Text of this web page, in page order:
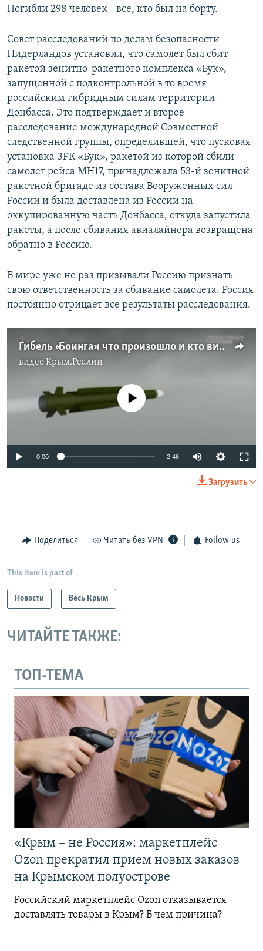
Погибли 298 человек - все, кто был на борту.
Совет расследований по делам безопасности
Нидерландов установил, что самолет был сбит
ракетой зенитно-ракетного комплекса «Бук»,
запущенной с подконтрольной в то время
российским гибридным силам территории
Донбасса. Это подтверждает и второе
расследование международной Совместной
следственной группы, определившей, что пусковая
установка ЗРК «Бук», ракетой из которой сбили
самолет рейса MH17, принадлежала 53-й зенитной
ракетной бригаде из состава Вооруженных сил
России и была доставлена из России на
оккупированную часть Донбасса, откуда запустила
ракеты, а после сбивания авиалайнера возвращена
обратно в Россию.
В мире уже не раз призывали Россию признать
свою ответственность за сбивание самолета. Россия
постоянно отрицает все результаты расследования.
Гибель «Боинга»: что произошло и кто виноват? (видео)
видеоКрым.Реалии
No media source currently available
0:00 2:46
Загрузить
Поделиться Читать без VPN Follow us
This item is part of
Новости Весь Крым
ЧИТАЙТЕ ТАКЖЕ:
ТОП-ТЕМА
«Крым – не Россия»: маркетплейс
Ozon прекратил прием новых заказов
на Крымском полуострове
Российский маркетплейс Ozon отказывается
доставлять товары в Крым? В чем причина?